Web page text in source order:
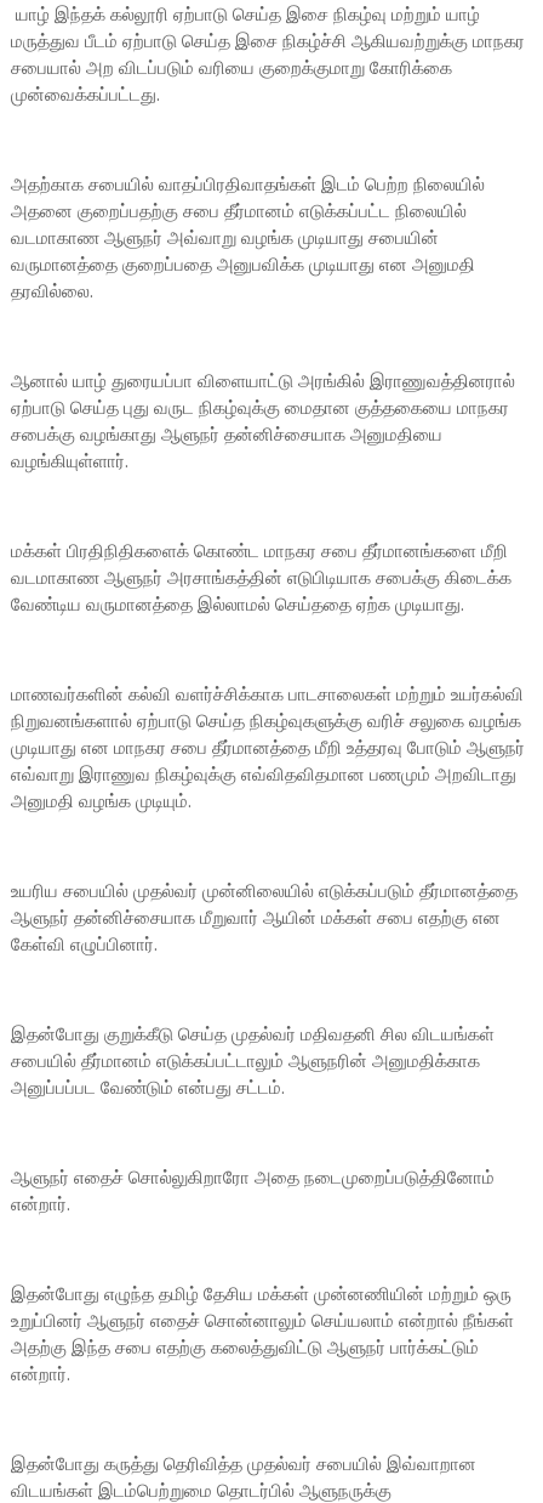
யாழ் இந்தக் கல்லூரி ஏற்பாடு செய்த இசை நிகழ்வு மற்றும் யாழ்
மருத்துவ பீடம் ஏற்பாடு செய்த இசை நிகழ்ச்சி ஆகியவற்றுக்கு மாநகர
சபையால் அற விடப்படும் வரியை குறைக்குமாறு கோரிக்கை
முன்வைக்கப்பட்டது.
அதற்காக சபையில் வாதப்பிரதிவாதங்கள் இடம் பெற்ற நிலையில்
அதனை குறைப்பதற்கு சபை தீர்மானம் எடுக்கப்பட்ட நிலையில்
வடமாகாண ஆளுநர் அவ்வாறு வழங்க முடியாது சபையின்
வருமானத்தை குறைப்பதை அனுபவிக்க முடியாது என அனுமதி
தரவில்லை.
ஆனால் யாழ் துரையப்பா விளையாட்டு அரங்கில் இராணுவத்தினரால்
ஏற்பாடு செய்த புது வருட நிகழ்வுக்கு மைதான குத்தகையை மாநகர
சபைக்கு வழங்காது ஆளுநர் தன்னிச்சையாக அனுமதியை
வழங்கியுள்ளார்.
மக்கள் பிரதிநிதிகளைக் கொண்ட மாநகர சபை தீர்மானங்களை மீறி
வடமாகாண ஆளுநர் அரசாங்கத்தின் எடுபிடியாக சபைக்கு கிடைக்க
வேண்டிய வருமானத்தை இல்லாமல் செய்ததை ஏற்க முடியாது.
மாணவர்களின் கல்வி வளர்ச்சிக்காக பாடசாலைகள் மற்றும் உயர்கல்வி
நிறுவனங்களால் ஏற்பாடு செய்த நிகழ்வுகளுக்கு வரிச் சலுகை வழங்க
முடியாது என மாநகர சபை தீர்மானத்தை மீறி உத்தரவு போடும் ஆளுநர்
எவ்வாறு இராணுவ நிகழ்வுக்கு எவ்விதவிதமான பணமும் அறவிடாது
அனுமதி வழங்க முடியும்.
உயரிய சபையில் முதல்வர் முன்னிலையில் எடுக்கப்படும் தீர்மானத்தை
ஆளுநர் தன்னிச்சையாக மீறுவார் ஆயின் மக்கள் சபை எதற்கு என
கேள்வி எழுப்பினார்.
இதன்போது குறுக்கீடு செய்த முதல்வர் மதிவதனி சில விடயங்கள்
சபையில் தீர்மானம் எடுக்கப்பட்டாலும் ஆளுநரின் அனுமதிக்காக
அனுப்பப்பட வேண்டும் என்பது சட்டம்.
ஆளுநர் எதைச் சொல்லுகிறாரோ அதை நடைமுறைப்படுத்தினோம்
என்றார்.
இதன்போது எழுந்த தமிழ் தேசிய மக்கள் முன்னணியின் மற்றும் ஒரு
உறுப்பினர் ஆளுநர் எதைச் சொன்னாலும் செய்யலாம் என்றால் நீங்கள்
அதற்கு இந்த சபை எதற்கு கலைத்துவிட்டு ஆளுநர் பார்க்கட்டும்
என்றார்.
இதன்போது கருத்து தெரிவித்த முதல்வர் சபையில் இவ்வாறான
விடயங்கள் இடம்பெற்றுமை தொடர்பில் ஆளுநருக்கு